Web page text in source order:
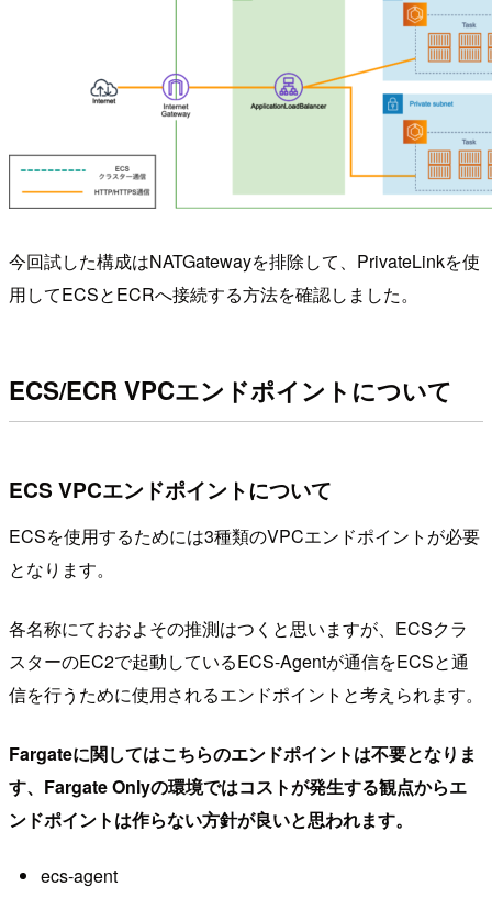
今回試した構成はNATGatewayを排除して、PrivateLinkを使
用してECSとECRへ接続する方法を確認しました。
ECS/ECR VPCエンドポイントについて
ECS VPCエンドポイントについて
ECSを使用するためには3種類のVPCエンドポイントが必要
となります。
各名称にておおよその推測はつくと思いますが、ECSクラ
スターのEC2で起動しているECS-Agentが通信をECSと通
信を行うために使用されるエンドポイントと考えられます。
Fargateに関してはこちらのエンドポイントは不要となりま
す、Fargate Onlyの環境ではコストが発生する観点からエ
ンドポイントは作らない方針が良いと思われます。
ecs-agent